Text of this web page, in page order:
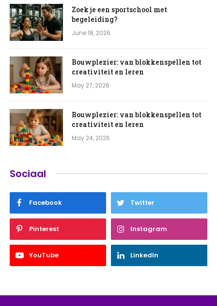
Zoek je een sportschool met
begeleiding?
June 18, 2026
Bouwplezier: van blokkenspellen tot
creativiteit en leren
May 27, 2026
Bouwplezier: van blokkenspellen tot
creativiteit en leren
May 24, 2026
Sociaal
Facebook Twitter
Pinterest Instagram
YouTube LinkedIn